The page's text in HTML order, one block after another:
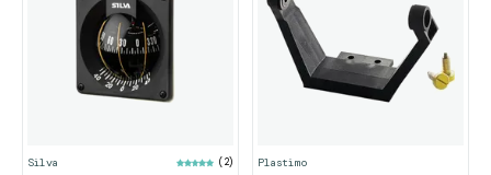
Silva (2) Plastimo